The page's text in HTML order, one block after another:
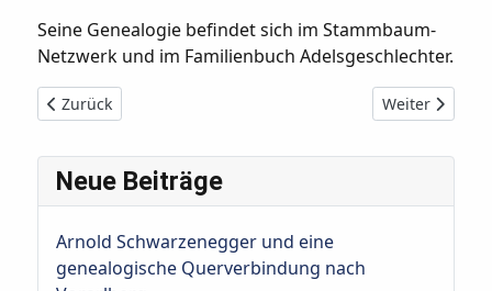
Seine Genealogie befindet sich im Stammbaum-
Netzwerk und im Familienbuch Adelsgeschlechter.
Vorheriger Beitrag: Marie Eleonore von Jülich-Kleve-Berg
Zurück Nächster
Weiter
Neue Beiträge
Arnold Schwarzenegger und eine
genealogische Querverbindung nach